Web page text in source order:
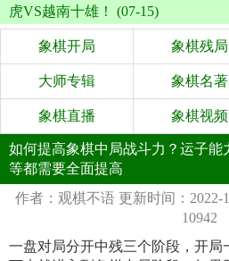
虎VS越南十雄！ (07-15)
象棋开局 象棋残局
大师专辑 象棋名著
象棋直播 象棋视频
如何提高象棋中局战斗力？运子能
等都需要全面提高
作者：观棋不语 更新时间：2022-
10942
一盘对局分开中残三个阶段，开局